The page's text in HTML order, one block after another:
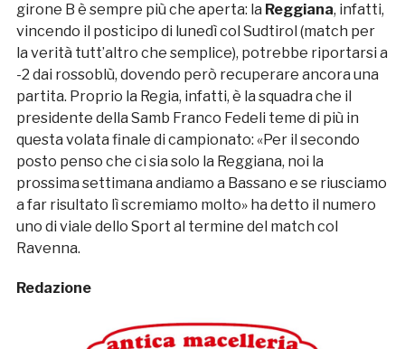
girone B è sempre più che aperta: la Reggiana, infatti,
vincendo il posticipo di lunedì col Sudtirol (match per
la verità tutt’altro che semplice), potrebbe riportarsi a
-2 dai rossoblù, dovendo però recuperare ancora una
partita. Proprio la Regia, infatti, è la squadra che il
presidente della Samb Franco Fedeli teme di più in
questa volata finale di campionato: «Per il secondo
posto penso che ci sia solo la Reggiana, noi la
prossima settimana andiamo a Bassano e se riusciamo
a far risultato lì scremiamo molto» ha detto il numero
uno di viale dello Sport al termine del match col
Ravenna.
Redazione